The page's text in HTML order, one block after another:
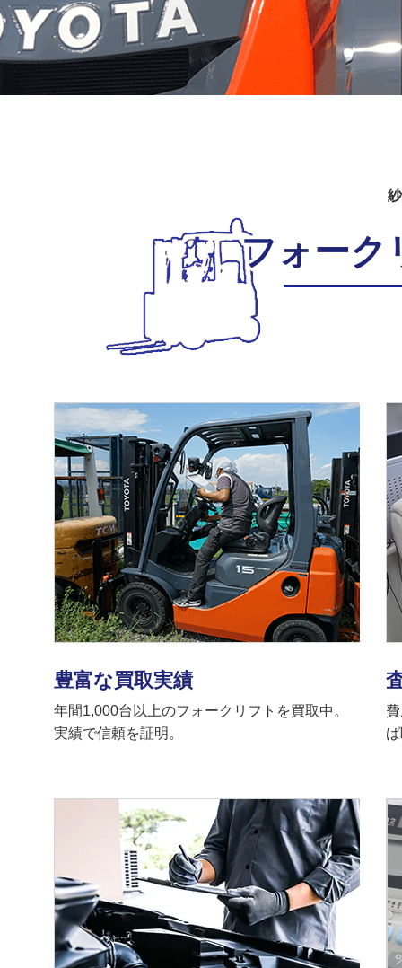
フォーク
豊富な買取実績
年間1,000台以上のフォークリフトを買取中。
実績で信頼を証明。